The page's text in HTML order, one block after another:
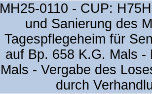
MH25-0110 - CUP:
und Sanierung des
Tagespflegeheim für
auf Bp. 658 K.G. Mals
Mals - Vergabe des
durch